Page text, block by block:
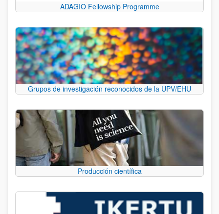
ADAGIO Fellowship Programme
Grupos de investigación reconocidos de la UPV/EHU
Producción científica